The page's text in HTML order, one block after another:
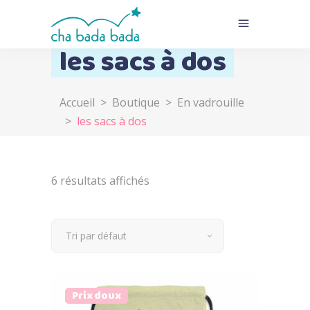
les sacs à dos
Accueil > Boutique > En vadrouille
> les sacs à dos
6 résultats affichés
Tri par défaut
Prix doux